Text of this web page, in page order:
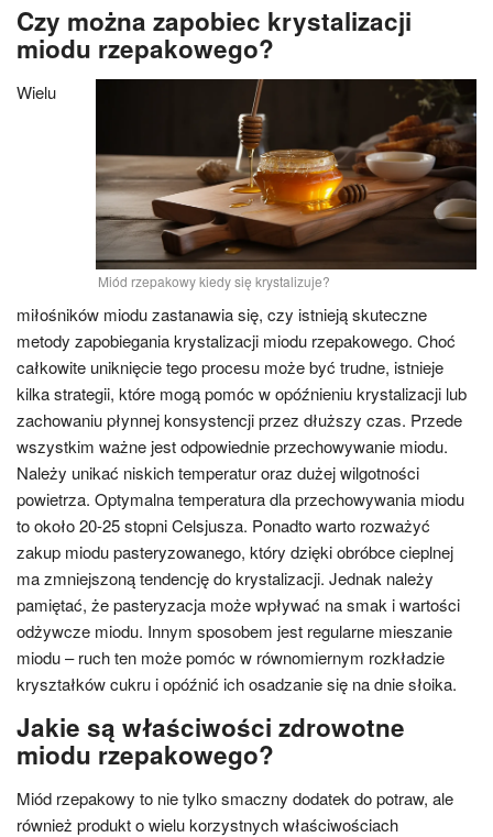
Czy można zapobiec krystalizacji
miodu rzepakowego?
Miód rzepakowy kiedy się krystalizuje?
Wielu
miłośników miodu zastanawia się, czy istnieją skuteczne
metody zapobiegania krystalizacji miodu rzepakowego. Choć
całkowite uniknięcie tego procesu może być trudne, istnieje
kilka strategii, które mogą pomóc w opóźnieniu krystalizacji lub
zachowaniu płynnej konsystencji przez dłuższy czas. Przede
wszystkim ważne jest odpowiednie przechowywanie miodu.
Należy unikać niskich temperatur oraz dużej wilgotności
powietrza. Optymalna temperatura dla przechowywania miodu
to około 20-25 stopni Celsjusza. Ponadto warto rozważyć
zakup miodu pasteryzowanego, który dzięki obróbce cieplnej
ma zmniejszoną tendencję do krystalizacji. Jednak należy
pamiętać, że pasteryzacja może wpływać na smak i wartości
odżywcze miodu. Innym sposobem jest regularne mieszanie
miodu – ruch ten może pomóc w równomiernym rozkładzie
kryształków cukru i opóźnić ich osadzanie się na dnie słoika.
Jakie są właściwości zdrowotne
miodu rzepakowego?
Miód rzepakowy to nie tylko smaczny dodatek do potraw, ale
również produkt o wielu korzystnych właściwościach